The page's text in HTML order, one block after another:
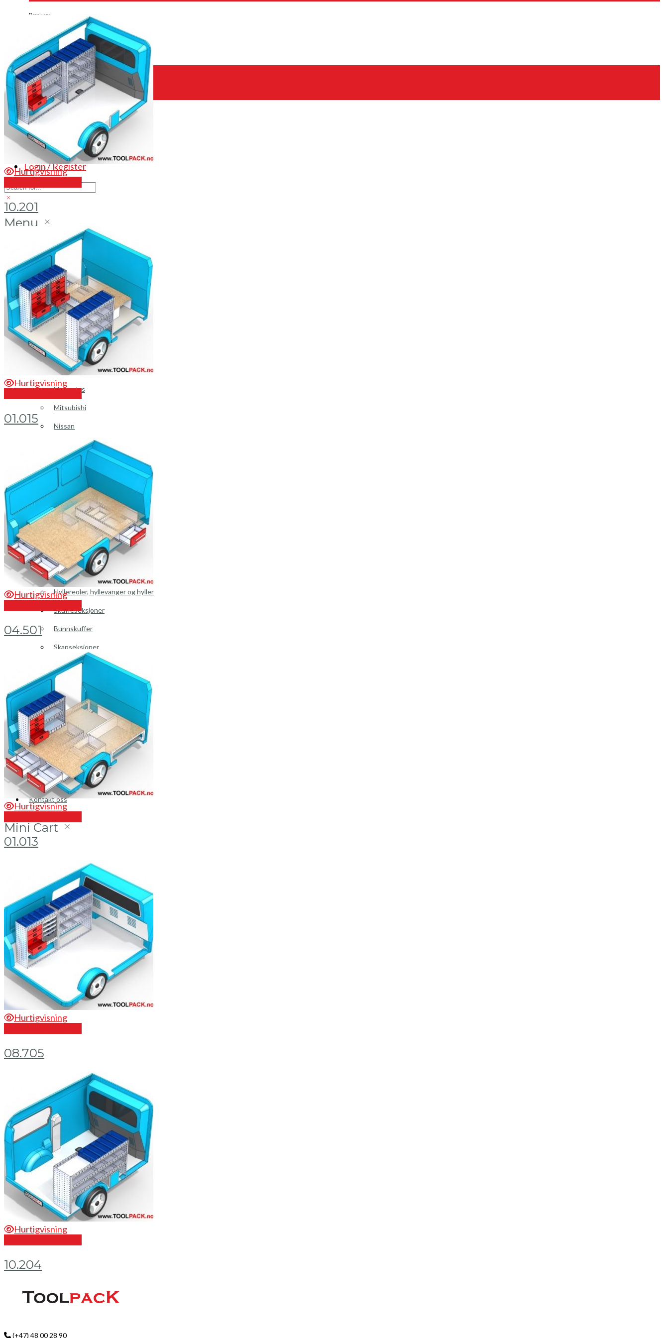
Brosjyrer
Nyheter
Om oss
Skreddersøm
Ansatte
Kontakt oss
Login / Register
Menu
Login / Register
Bilinnredning
Citroen
Hyundai
Isuzu
Mercedes
Mitsubishi
Nissan
Peugeot
Renault
Toyota
Volkswagen
Andre merker
Tilbehør
Produkter
Hyllereoler, hyllevanger og hyller
Skuffeseksjoner
Bunnskuffer
Skapseksjoner
Tilbehør
Brosjyrer
Fotogalleri
Nyheter
Om oss
Skreddersøm
Ansatte
Kontakt oss
Mini Cart
Hurtigvisning
10.201
Hurtigvisning
01.015
Hurtigvisning
04.501
Hurtigvisning
01.013
Hurtigvisning
08.705
Hurtigvisning
10.204
(+47) 48 00 28 90